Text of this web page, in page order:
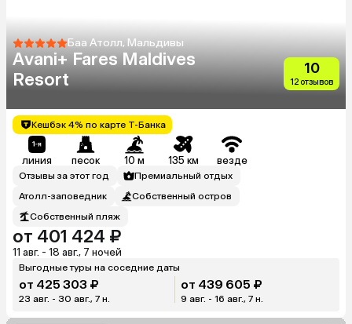
Баа Атолл, Мальдивы
Avani+ Fares Maldives
Resort
10
12 отзывов
Кешбэк 4% по карте Т-Банка
линия песок 10 м 135 км везде
Отзывы за этот год
Премиальный отдых
Атолл-заповедник
Собственный остров
Собственный пляж
от 401 424 ₽
11 авг. - 18 авг., 7 ночей
Выгодные туры на соседние даты
от 425 303 ₽
23 авг. - 30 авг., 7 н.
от 439 605 ₽
9 авг. - 16 авг., 7 н.